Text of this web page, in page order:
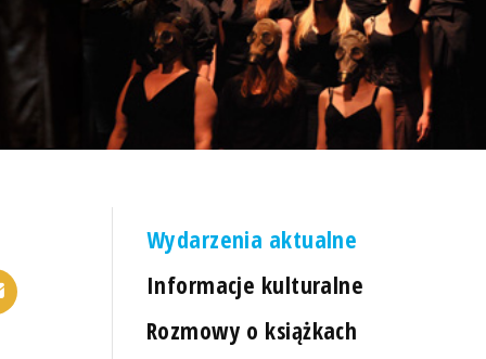
Wydarzenia aktualne
Informacje kulturalne
Rozmowy o książkach